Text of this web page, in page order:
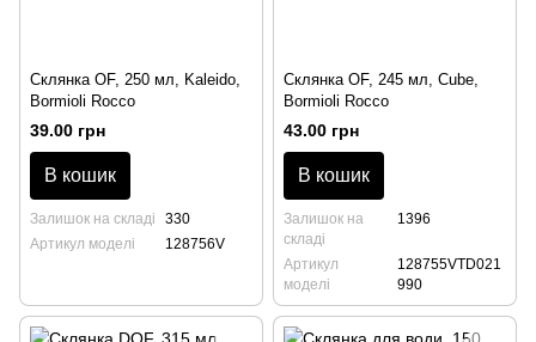
Склянка OF, 250 мл, Kaleido,
Bormioli Rocco
39.00 грн
В кошик
Залишок на складі
330
Артикул моделі
128756V
Склянка OF, 245 мл, Cube,
Bormioli Rocco
43.00 грн
В кошик
Залишок на
складі
1396
Артикул
моделі
128755VTD021
990